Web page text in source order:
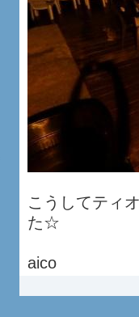
こうしてティ
た☆
aico